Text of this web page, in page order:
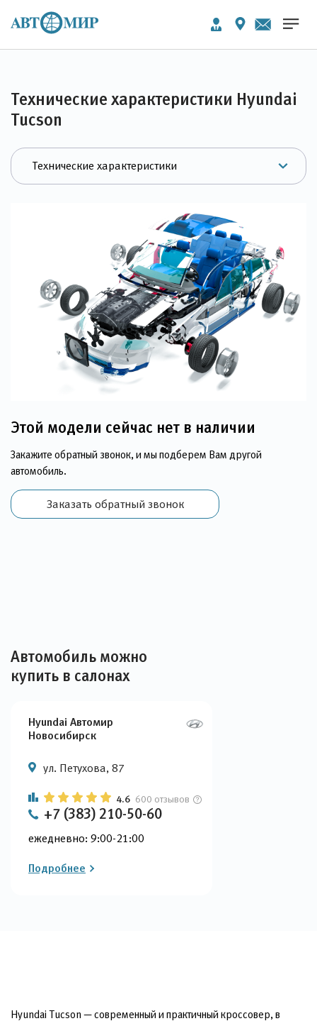
Технические характеристики Hyundai
Tucson
Этой модели сейчас нет в наличии
Закажите обратный звонок, и мы подберем Вам другой
автомобиль.
Заказать обратный звонок
Автомобиль можно
купить в салонах
Hyundai Автомир
Новосибирск
ул. Петухова, 87
4.6 600 отзывов
+7 (383) 210-50-60
ежедневно: 9:00-21:00
Подробнее
Hyundai Tucson — современный и практичный кроссовер, в